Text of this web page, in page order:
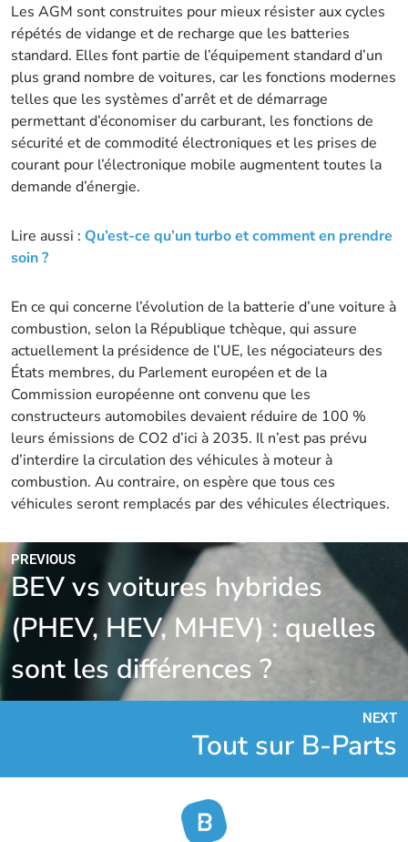
Les AGM sont construites pour mieux résister aux cycles
répétés de vidange et de recharge que les batteries
standard. Elles font partie de l’équipement standard d’un
plus grand nombre de voitures, car les fonctions modernes
telles que les systèmes d’arrêt et de démarrage
permettant d’économiser du carburant, les fonctions de
sécurité et de commodité électroniques et les prises de
courant pour l’électronique mobile augmentent toutes la
demande d’énergie.
Lire aussi : Qu’est-ce qu’un turbo et comment en prendre
soin ?
En ce qui concerne l’évolution de la batterie d’une voiture à
combustion, selon la République tchèque, qui assure
actuellement la présidence de l’UE, les négociateurs des
États membres, du Parlement européen et de la
Commission européenne ont convenu que les
constructeurs automobiles devaient réduire de 100 %
leurs émissions de CO2 d’ici à 2035. Il n’est pas prévu
d’interdire la circulation des véhicules à moteur à
combustion. Au contraire, on espère que tous ces
véhicules seront remplacés par des véhicules électriques.
PREVIOUS
BEV vs voitures hybrides
(PHEV, HEV, MHEV) : quelles
sont les différences ?
NEXT
Tout sur B-Parts